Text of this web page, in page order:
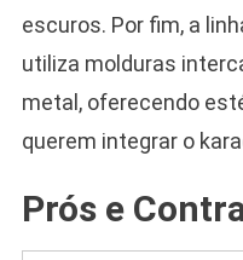
escuros. Por fim, a
utiliza molduras
metal, oferecendo
querem integrar o
Prós e